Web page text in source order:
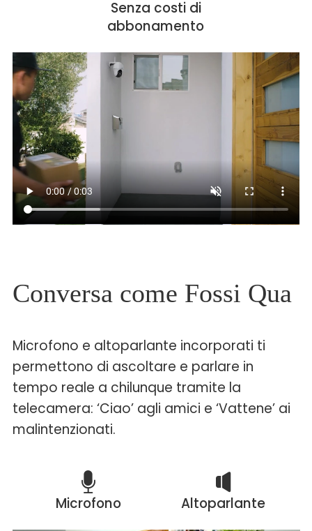
Senza costi di
abbonamento
Conversa come Fossi Qua
Microfono e altoparlante incorporati ti
permettono di ascoltare e parlare in
tempo reale a chilunque tramite la
telecamera: ‘Ciao’ agli amici e ‘Vattene’ ai
malintenzionati.
Microfono Altoparlante